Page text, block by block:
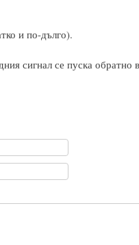
и по-дълго).
сигнал се пуска обратно